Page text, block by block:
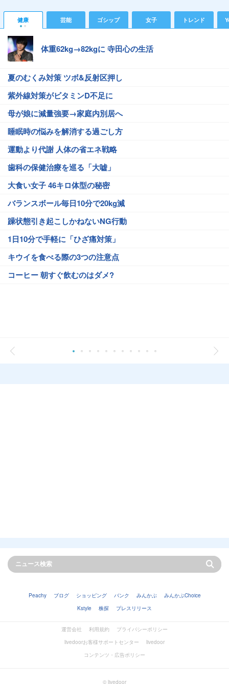
健康 芸能 ゴシップ 女子 トレンド
体重62kg→82kgに 寺田心の生活
夏のむくみ対策 ツボ&反射区押し
紫外線対策がビタミンD不足に
母が娘に減量強要→家庭内別居へ
睡眠時の悩みを解消する過ごし方
運動より代謝 人体の省エネ戦略
歯科の保健治療を巡る「大嘘」
大食い女子 46キロ体型の秘密
バランスボール毎日10分で20kg減
躁状態引き起こしかねないNG行動
1日10分で手軽に「ひざ痛対策」
キウイを食べる際の3つの注意点
コーヒー 朝すぐ飲むのはダメ?
Peachy ブログ ショッピング バンク みんかぶ
みんかぶChoice
Kstyle
株探 プレスリリース
運営会社 利用規約
プライバシーポリシー
livedoorお客様サポートセンター
livedoor
コンテンツ・広告ポリシー
© livedoor